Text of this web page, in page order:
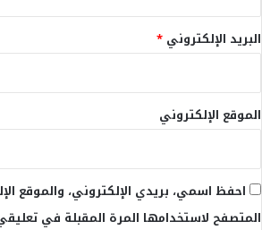
البريد الإلكتروني *
الموقع الإلكتروني
احفظ اسمي، بريدي الإلكتروني، والموقع
المتصفح لاستخدامها المرة المقبلة في